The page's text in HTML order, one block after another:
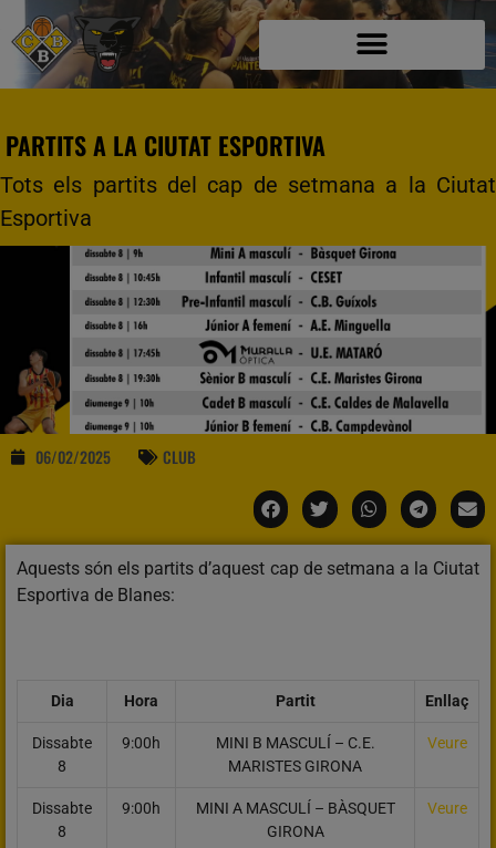
PARTITS A LA CIUTAT ESPORTIVA
Tots els partits del cap de setmana a la Ciutat
Esportiva
06/02/2025 CLUB
Aquests són els partits d’aquest cap de setmana a la Ciutat
Esportiva de Blanes:
Dia Hora Partit Enllaç
Dissabte
8
9:00h
MINI B MASCULÍ – C.E.
MARISTES GIRONA
Veure
Dissabte
8
9:00h
MINI A MASCULÍ – BÀSQUET
GIRONA
Veure